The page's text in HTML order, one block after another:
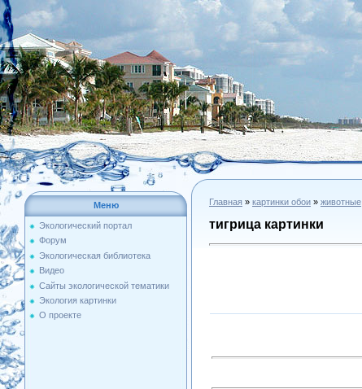
Меню
Экологический портал
Форум
Экологическая библиотека
Видео
Сайты экологической тематики
Экология картинки
О проекте
Главная » картинки обои » животные
тигрица картинки